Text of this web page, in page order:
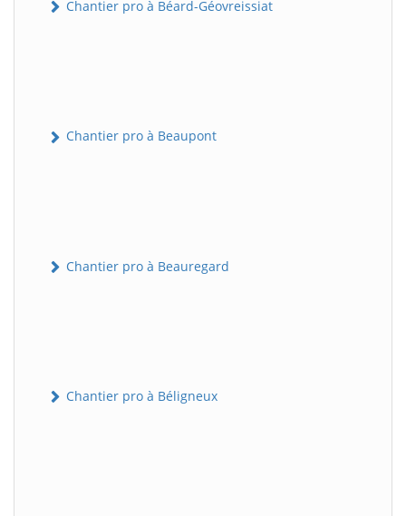
Chantier pro à Béard-Géovreissiat
Chantier pro à Beaupont
Chantier pro à Beauregard
Chantier pro à Béligneux